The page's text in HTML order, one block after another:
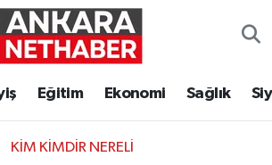
Eğitim Ekonomi Sağlık
KIM KIMDIR NERELI
Durumu